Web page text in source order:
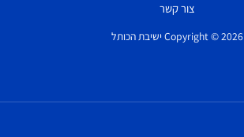
צור קשר
Copyright © 2026 ישיבת הכותל